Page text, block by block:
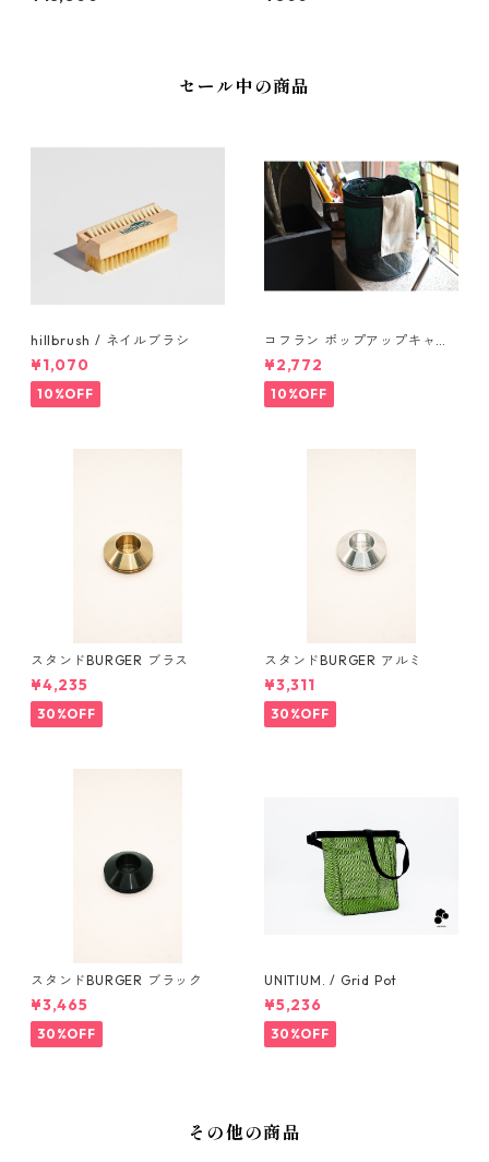
セール中の商品
hillbrush / ネイルブラシ
¥1,070
10%OFF
コフラン ポップアップキャン
プトラッシュカン Sサイズ
¥2,772
10%OFF
スタンドBURGER ブラス
¥4,235
30%OFF
スタンドBURGER アルミ
¥3,311
30%OFF
スタンドBURGER ブラック
¥3,465
30%OFF
UNITIUM. / Grid Pot
¥5,236
30%OFF
その他の商品